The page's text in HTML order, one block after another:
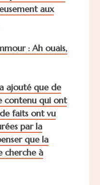
aux
:Ah ouais,
ajouté que de
contenu qui ont
faits ont vu
par la
que la
cherche à